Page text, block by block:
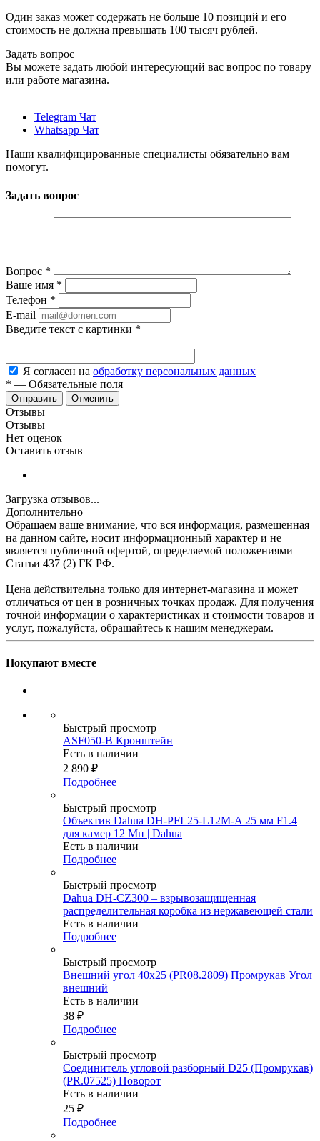
Один заказ может содержать не больше 10 позиций и его
стоимость не должна превышать 100 тысяч рублей.
Задать вопрос
Вы можете задать любой интересующий вас вопрос по товару
или работе магазина.
Telegram Чат
Whatsapp Чат
Наши квалифицированные специалисты обязательно вам
помогут.
Задать вопрос
Вопрос *
Ваше имя *
Телефон *
E-mail
Введите текст с картинки *
Я согласен на обработку персональных данных
* — Обязательные поля
Отменить
Отзывы
Отзывы
Нет оценок
Оставить отзыв
Загрузка отзывов...
Дополнительно
Обращаем ваше внимание, что вся информация, размещенная
на данном сайте, носит информационный характер и не
является публичной офертой, определяемой положениями
Статьи 437 (2) ГК РФ.
Цена действительна только для интернет-магазина и может
отличаться от цен в розничных точках продаж. Для получения
точной информации о характеристиках и стоимости товаров и
услуг, пожалуйста, обращайтесь к нашим менеджерам.
Покупают вместе
Быстрый просмотр
ASF050-B Кронштейн
Есть в наличии
2 890 ₽
Подробнее
Быстрый просмотр
Объектив Dahua DH-PFL25-L12M-A 25 мм F1.4
для камер 12 Мп | Dahua
Есть в наличии
Подробнее
Быстрый просмотр
Dahua DH-CZ300 – взрывозащищенная
распределительная коробка из нержавеющей стали
Есть в наличии
Подробнее
Быстрый просмотр
Внешний угол 40х25 (PR08.2809) Промрукав Угол
внешний
Есть в наличии
38 ₽
Подробнее
Быстрый просмотр
Соединитель угловой разборный D25 (Промрукав)
(PR.07525) Поворот
Есть в наличии
25 ₽
Подробнее